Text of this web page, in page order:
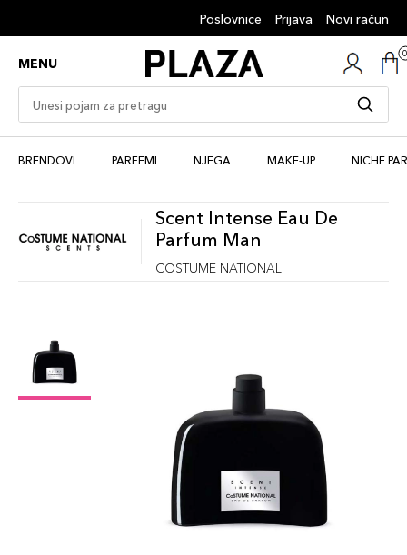
Poslovnice Prijava Novi račun
MENU
BRENDOVI PARFEMI NJEGA MAKE-UP NICHE
Scent Intense Eau De
Parfum Man
COSTUME NATIONAL